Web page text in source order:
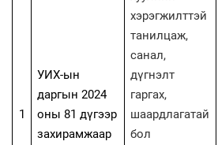
1
УИХ-ын
даргын 2024
оны 81 дүгээр
захирамжаар
хэрэгжилттэй
танилцаж,
санал,
дүгнэлт
гаргах,
шаардлагатай
бол